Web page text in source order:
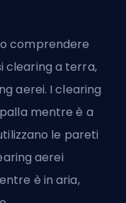
comprendere
clearing a terra,
aerei. I clearing
mentre è a
le pareti
aerei
è in aria,